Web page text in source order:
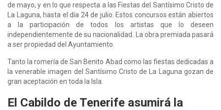
de mayo, y en lo que respecta a las Fiestas del Santísimo Cristo de
La Laguna, hasta el día 24 de julio. Estos concursos están abiertos
a la participación de todos los artistas que lo deseen
independientemente de su nacionalidad. La obra premiada pasará
a ser propiedad del Ayuntamiento.
Tanto la romería de San Benito Abad como las fiestas dedicadas a
la venerable imagen del Santísimo Cristo de La Laguna gozan de
gran aceptación en toda la Isla.
El Cabildo de Tenerife asumirá la